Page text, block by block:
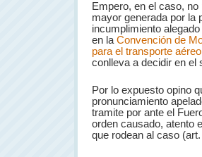
Empero, en el caso,
mayor generada por la
incumplimiento
en la Convención de
para el transporte
conlleva a decidir en el
Por lo expuesto opino
pronunciamiento
tramite por ante el
orden causado, atento
que rodean al caso